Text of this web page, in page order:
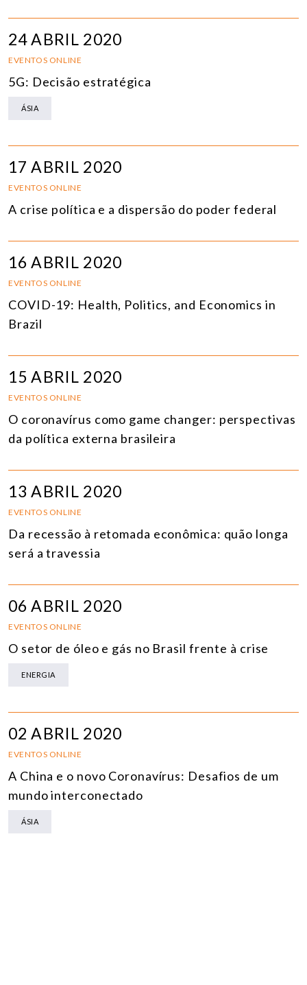
24 ABRIL 2020
EVENTOS ONLINE
5G: Decisão estratégica
ÁSIA
17 ABRIL 2020
EVENTOS ONLINE
A crise política e a dispersão do poder federal
16 ABRIL 2020
EVENTOS ONLINE
COVID-19: Health, Politics, and Economics in
Brazil
15 ABRIL 2020
EVENTOS ONLINE
O coronavírus como game changer: perspectivas
da política externa brasileira
13 ABRIL 2020
EVENTOS ONLINE
Da recessão à retomada econômica: quão longa
será a travessia
06 ABRIL 2020
EVENTOS ONLINE
O setor de óleo e gás no Brasil frente à crise
ENERGIA
02 ABRIL 2020
EVENTOS ONLINE
A China e o novo Coronavírus: Desafios de um
mundo interconectado
ÁSIA